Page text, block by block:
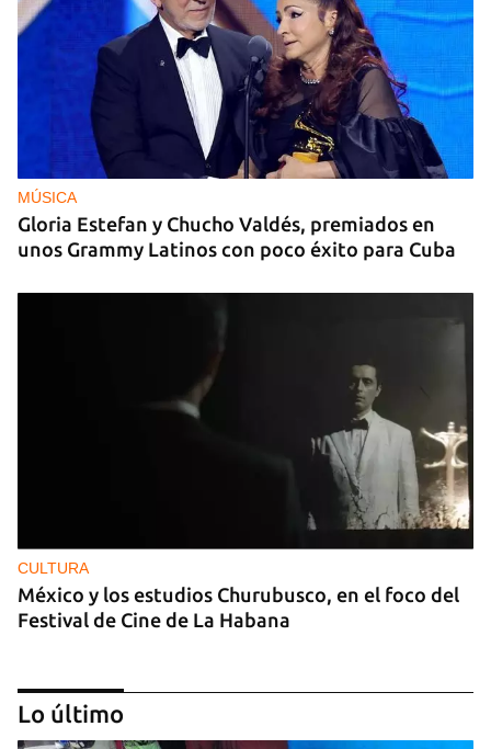
MÚSICA
Gloria Estefan y Chucho Valdés, premiados en
unos Grammy Latinos con poco éxito para Cuba
CULTURA
México y los estudios Churubusco, en el foco del
Festival de Cine de La Habana
Lo último